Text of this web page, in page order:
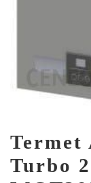
Termet
Turbo